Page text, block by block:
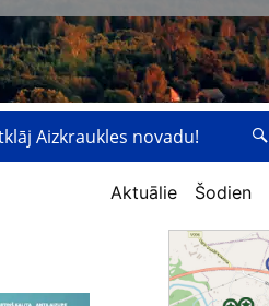
Aizkraukles novadu!
Aktuālie Šodien